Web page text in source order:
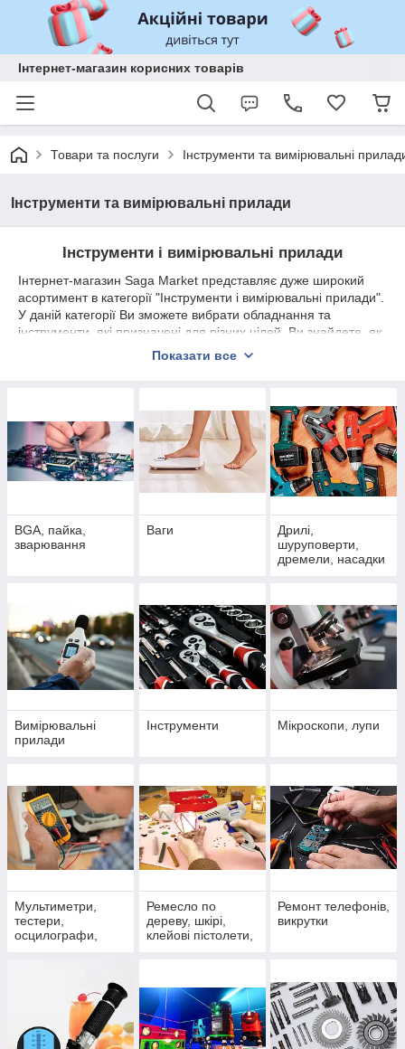
Інтернет-магазин корисних товарів
Товари та послуги Інструменти та вимірювальні
Інструменти та вимірювальні прилади
Інструменти і вимірювальні прилади
Інтернет-магазин Saga Market представляє дуже широкий
асортимент в категорії "Інструменти і вимірювальні прилади".
У даній категорії Ви зможете вибрати обладнання та
інструменти, які призначені для різних цілей. Ви знайдете, як
професійні прилади, які призначені для вузькопрофільних
Показати все
BGA, пайка,
зварювання
Ваги
Дрилі,
шуруповерти,
дремели, насадки
Вимірювальні
прилади
Інструменти Мікроскопи, лупи
Мультиметри,
тестери,
осцилографи,
Ремесло по
дереву, шкірі,
клейові пістолети,
Ремонт телефонів,
викрутки